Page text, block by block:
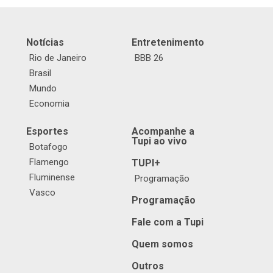
Notícias
Rio de Janeiro
Brasil
Mundo
Economia
Entretenimento
BBB 26
Esportes
Botafogo
Flamengo
Fluminense
Vasco
Acompanhe a
Tupi ao vivo
TUPI+
Programação
Programação
Fale com a Tupi
Quem somos
Outros